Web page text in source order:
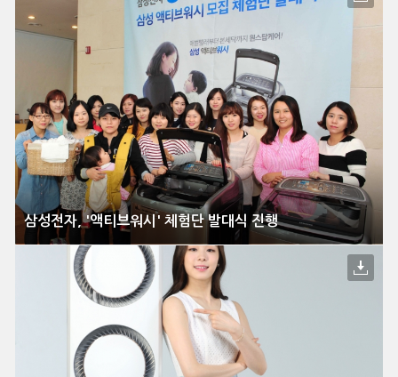
삼성전자, '액티브워시' 체험단 발대식 진행